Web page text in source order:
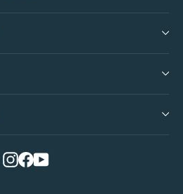
Instagram
Facebook
YouTube